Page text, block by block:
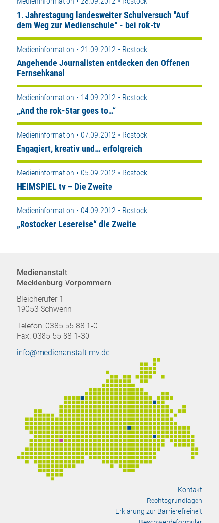
1. Jahrestagung landesweiter Schulversuch "Auf
dem Weg zur Medienschule“ - bei rok-tv
Medieninformation • 21.09.2012 • Rostock
Angehende Journalisten entdecken den Offenen
Fernsehkanal
Medieninformation • 14.09.2012 • Rostock
„And the rok-Star goes to…“
Medieninformation • 07.09.2012 • Rostock
Engagiert, kreativ und… erfolgreich
Medieninformation • 05.09.2012 • Rostock
HEIMSPIEL tv – Die Zweite
Medieninformation • 04.09.2012 • Rostock
„Rostocker Lesereise“ die Zweite
Medienanstalt
Mecklenburg-Vorpommern
Bleicherufer 1
19053 Schwerin
Telefon: 0385 55 88 1-0
Fax: 0385 55 88 1-30
info@medienanstalt-mv.de
Kontakt
Rechtsgrundlagen
Erklärung zur Barrierefreiheit